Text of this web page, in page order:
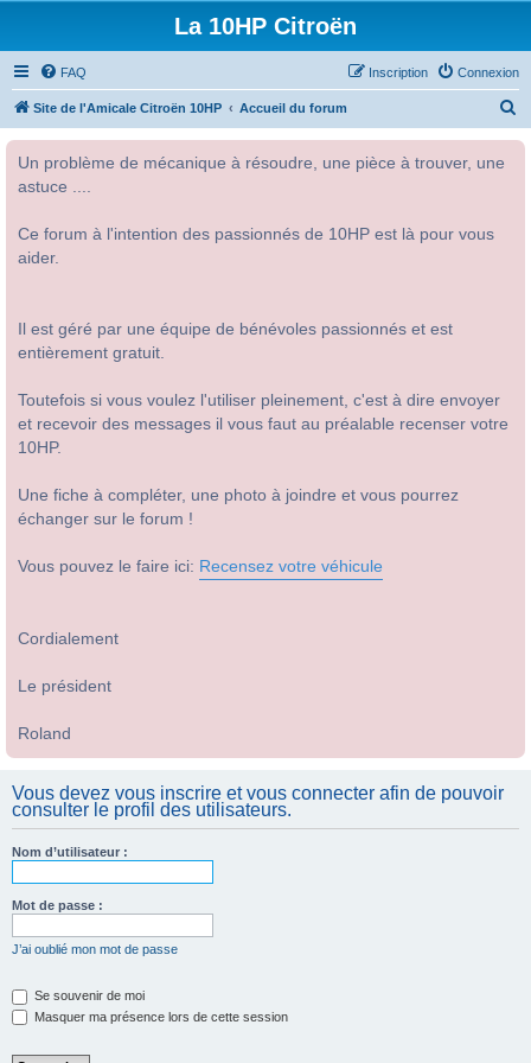
La 10HP Citroën
FAQ Connexion
Inscription
Site de l'Amicale Citroën 10HP Accueil du forum
Un problème de mécanique à résoudre, une pièce à trouver, une
astuce ....
Ce forum à l'intention des passionnés de 10HP est là pour vous
aider.
Il est géré par une équipe de bénévoles passionnés et est
entièrement gratuit.
Toutefois si vous voulez l'utiliser pleinement, c'est à dire envoyer
et recevoir des messages il vous faut au préalable recenser votre
10HP.
Une fiche à compléter, une photo à joindre et vous pourrez
échanger sur le forum !
Vous pouvez le faire ici: Recensez votre véhicule
Cordialement
Le président
Roland
Vous devez vous inscrire et vous connecter afin de pouvoir
consulter le profil des utilisateurs.
Nom d’utilisateur :
Mot de passe :
J’ai oublié mon mot de passe
Se souvenir de moi
Masquer ma présence lors de cette session